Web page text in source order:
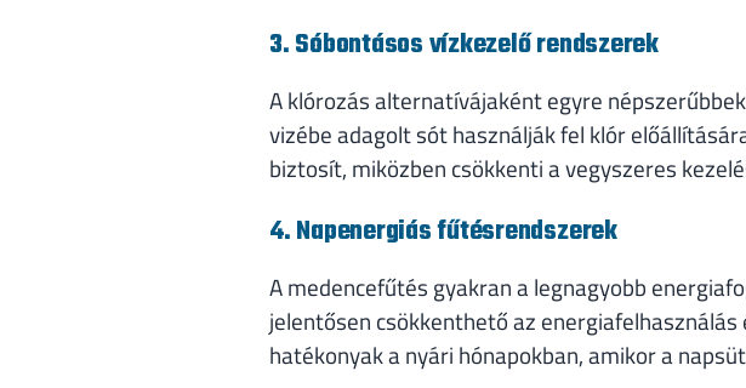
3. Sóbontásos vízkezelő rendszerek
A klórozás alternatívájaként egyre
vizébe adagolt sót használják fel klór
biztosít, miközben csökkenti a vegyszeres
4. Napenergiás fűtésrendszerek
A medencefűtés gyakran a legnagyobb
jelentősen csökkenthető az
hatékonyak a nyári hónapokban, amikor a